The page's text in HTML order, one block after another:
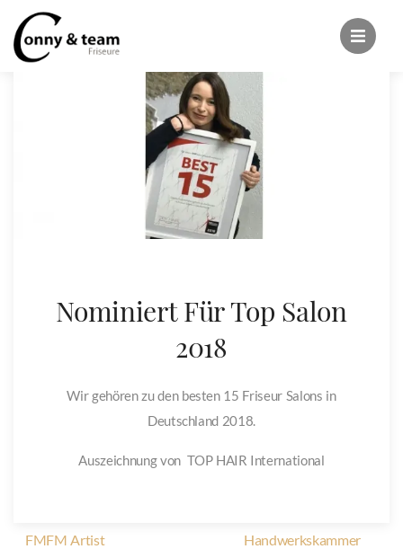
Nominiert Für Top Salon
2018
Wir gehören zu den besten 15 Friseur Salons in
Deutschland 2018.
Auszeichnung von TOP HAIR International
FMFM Artist
Handwerkskammer